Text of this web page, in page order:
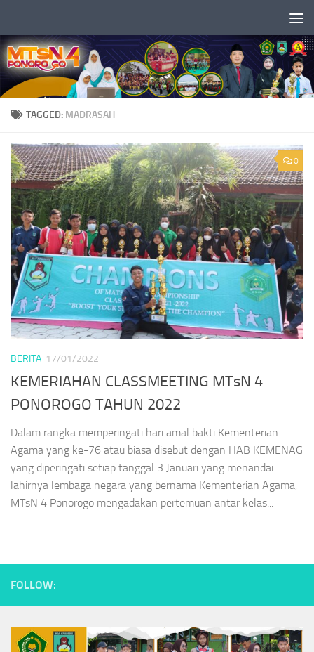
TAGGED: MADRASAH
0
BERITA 17/01/2022
KEMERIAHAN CLASSMEETING MTsN 4
PONOROGO TAHUN 2022
Dalam rangka memperingati hari amal bakti Kementerian
Agama yang ke-76 atau biasa disebut dengan HAB KEMENAG
yang diperingati setiap tanggal 3 Januari yang menandai
lahirnya lembaga negara yang bernama Kementerian Agama,
MTsN 4 Ponorogo mengadakan pertemuan antar kelas...
FOLLOW: